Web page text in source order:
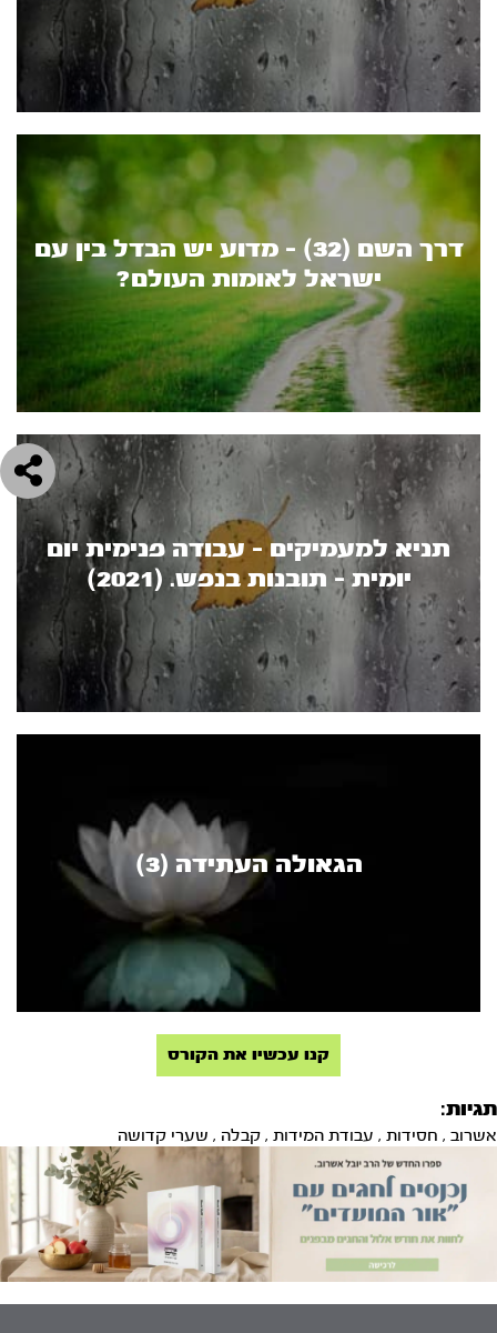
דרך השם (32) - מדוע יש הבדל בין עם
ישראל לאומות העולם?
תניא למעמיקים - עבודה פנימית יום
יומית - תובנות בנפש. (2021)
הגאולה העתידה (3)
קנו עכשיו את הקורס
תגיות:
אשרוב , חסידות , עבודת המידות , קבלה , שערי קדושה